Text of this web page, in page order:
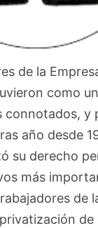
de la
como
connotados, y
año desde
su derecho
más
de
de